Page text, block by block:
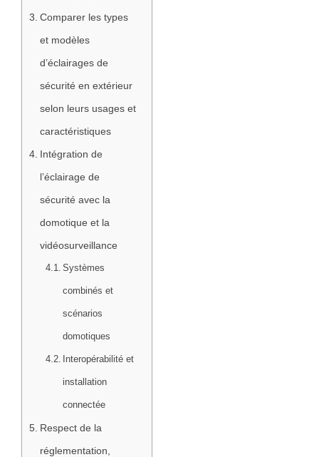
Comparer les types
et modèles
d’éclairages de
sécurité en extérieur
selon leurs usages et
caractéristiques
Intégration de
l’éclairage de
sécurité avec la
domotique et la
vidéosurveillance
Systèmes
combinés et
scénarios
domotiques
Interopérabilité et
installation
connectée
Respect de la
réglementation,